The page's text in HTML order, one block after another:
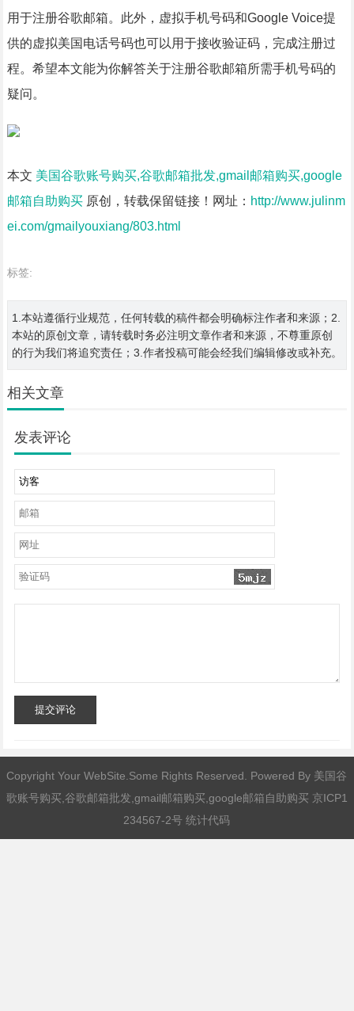
用于注册谷歌邮箱。此外，虚拟手机号码和Google Voice提
供的虚拟美国电话号码也可以用于接收验证码，完成注册过
程。希望本文能为你解答关于注册谷歌邮箱所需手机号码的
疑问。
本文 美国谷歌账号购买,谷歌邮箱批发,gmail邮箱购买,google
邮箱自助购买原创，转载保留链接！网址： http://www.julinm
ei.com/gmailyouxiang/803.html
标签:
1.本站遵循行业规范，任何转载的稿件都会明确标注作者和来源；2.
本站的原创文章，请转载时务必注明文章作者和来源，不尊重原创
的行为我们将追究责任；3.作者投稿可能会经我们编辑修改或补充。
相关文章
发表评论
提交评论
Copyright Your WebSite.Some Rights Reserved. Powered By 美国谷
歌账号购买,谷歌邮箱批发,gmail邮箱购买,google邮箱自助购买 京ICP1
234567-2号 统计代码